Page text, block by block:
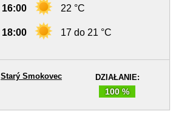
16:00 22 °C
18:00 17 do 21 °C
DZIAŁANIE:
100 %
Starý Smokovec